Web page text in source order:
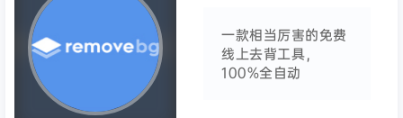
一款相当厉害的免费
线上去背工具，
100%全自动